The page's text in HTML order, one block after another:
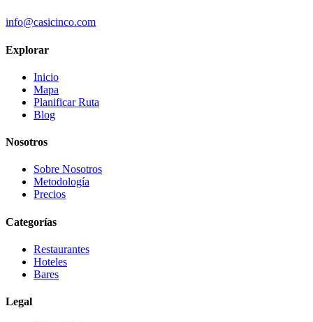
info@casicinco.com
Explorar
Inicio
Mapa
Planificar Ruta
Blog
Nosotros
Sobre Nosotros
Metodología
Precios
Categorías
Restaurantes
Hoteles
Bares
Legal